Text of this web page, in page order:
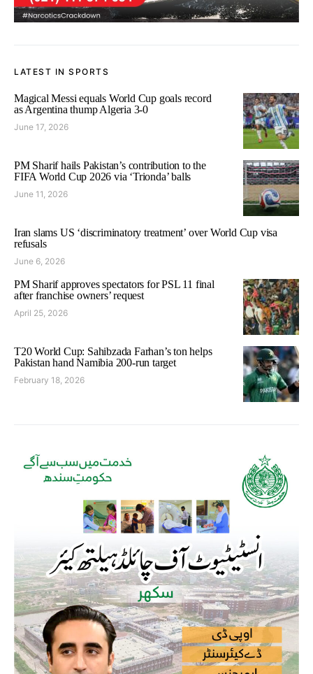
LATEST IN SPORTS
Magical Messi equals World Cup goals record
as Argentina thump Algeria 3-0
June 17, 2026
PM Sharif hails Pakistan’s contribution to the
FIFA World Cup 2026 via ‘Trionda’ balls
June 11, 2026
Iran slams US ‘discriminatory treatment’ over World Cup visa
refusals
June 6, 2026
PM Sharif approves spectators for PSL 11 final
after franchise owners’ request
April 25, 2026
T20 World Cup: Sahibzada Farhan’s ton helps
Pakistan hand Namibia 200-run target
February 18, 2026